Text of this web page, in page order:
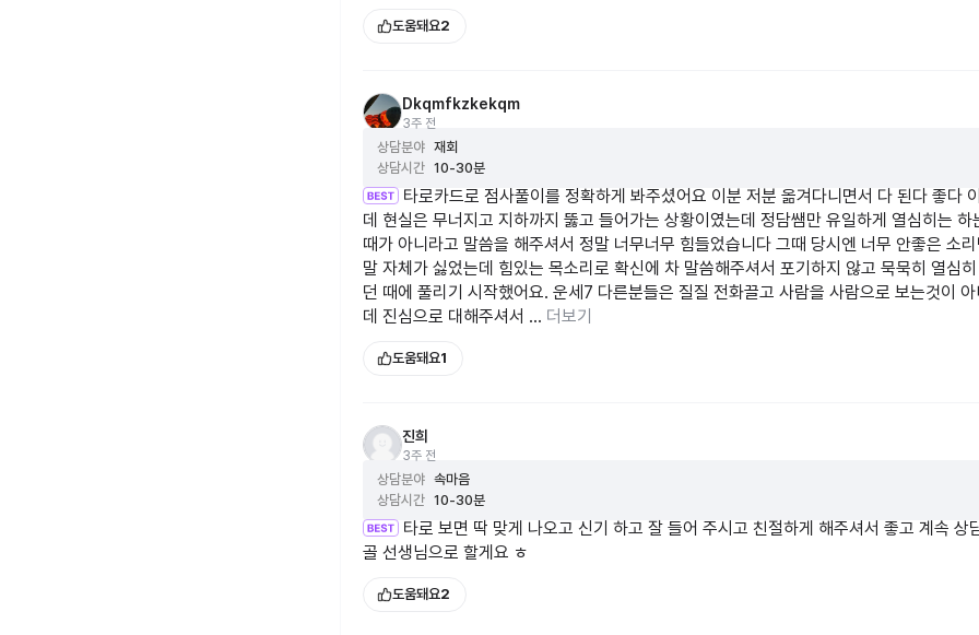
🌠 타로카드가 주는 이야기
마음을 열고 상황을 정확하게 말씀해주시면 보다 깊이 있는 해석이 가능합니다.
타로리딩에서는 상황이 우선합니다.
같은 카드라도 어떤 상황이냐에 따라서 또는 친구냐 동료냐 애인이냐에 따라 해석이 달라
신점이나 사주상담을 하더라도 생년월시같은 내 정보를 알리고 공수를 받지요.
타로도 최소한 어떤 상황인지를 알아야 구체적인 마음이나 앞으로의 흐름을 내담자의 상황
있어요.
타로카드에는 말풍선이 없지만 그 카드를 읽어내는 일은 상담자의 직관과 경험, 그리고 학
롯됩니다.
또한 얼마나 상담자를 신뢰하고 믿느냐에 따라 교감과 소통의 폭이 달라집니다.
결혼운. 취업운과 학운등은 내가 가진 사주 팔자와 대운.세운에서 영향을 많이 받기 때문입
듣고싶은 답이 정해져 있거나 객관적 상황의 조언이 필요하지 않으시면 상담 진행이 어렵
저에게 마음을 열고 소통해주신다면 카드 그림속에서 놀랍게도 많은 이야기를 찾아낼 수
오늘도 간절히 내담자들의 행복을 위해 기도하겠습니다.
도움돼요2
Dkqmfkzkekqm
3주 전
상담분야 재회
상담시간 10-30분
타로카드로 점사풀이를 정확하게 봐주셨어요 이분 저분 옮겨다니면서 다 된다 좋다
데 현실은 무너지고 지하까지 뚫고 들어가는 상황이였는데 정담쌤만 유일하게 열심히는 하
때가 아니라고 말씀을 해주셔서 정말 너무너무 힘들었습니다 그때 당시엔 너무 안좋은 소
말 자체가 싫었는데 힘있는 목소리로 확신에 차 말씀해주셔서 포기하지 않고 묵묵히 열심
던 때에 풀리기 시작했어요. 운세7 다른분들은 질질 전화끌고 사람을 사람으로 보는것이
데 진심으로 대해주셔서 ... 더보기
도움돼요1
진희
3주 전
상담분야 속마음
상담시간 10-30분
타로 보면 딱 맞게 나오고 신기 하고 잘 들어 주시고 친절하게 해주셔서 좋고 계속 상
골 선생님으로 할게요 ㅎ
도움돼요2